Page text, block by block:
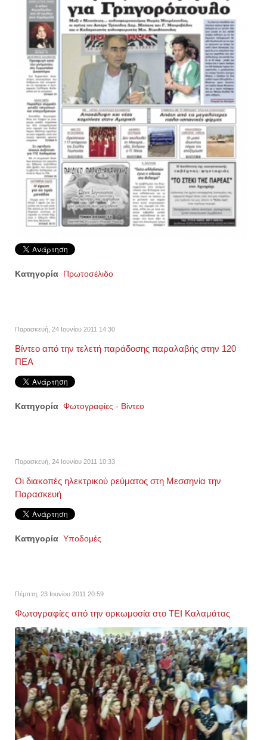
Κατηγορία Πρωτοσέλιδο
Παρασκευή, 24 Ιουνίου 2011 14:30
Βίντεο από την τελετή παράδοσης παραλαβής στην 120
ΠΕΑ
Κατηγορία Φωτογραφίες - Βίντεο
Παρασκευή, 24 Ιουνίου 2011 10:33
Οι διακοπές ηλεκτρικού ρεύματος στη Μεσσηνία την
Παρασκευή
Κατηγορία Υποδομές
Πέμπτη, 23 Ιουνίου 2011 20:59
Φωτογραφίες από την ορκωμοσία στο ΤΕΙ Καλαμάτας